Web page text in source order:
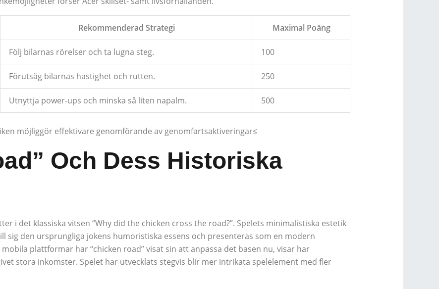
Rekommenderad Strategi Maximal Poäng
Följ bilarnas rörelser och ta lugna steg. 100
Förutsäg bilarnas hastighet och rutten. 250
Utnyttja power-ups och minska så liten napalm. 500
möjliggör effektivare genomförande av genomfartsaktiveringar≤
Och Dess Historiska
i det klassiska vitsen “Why did the chicken cross the road?”. Spelets minimalistiska estetik
sig den ursprungliga jokens humoristiska essens och presenteras som en modern
plattformar har “chicken road” visat sin att anpassa det basen nu, visar har
stora inkomster. Spelet har utvecklats stegvis blir mer intrikata spelelement med fler